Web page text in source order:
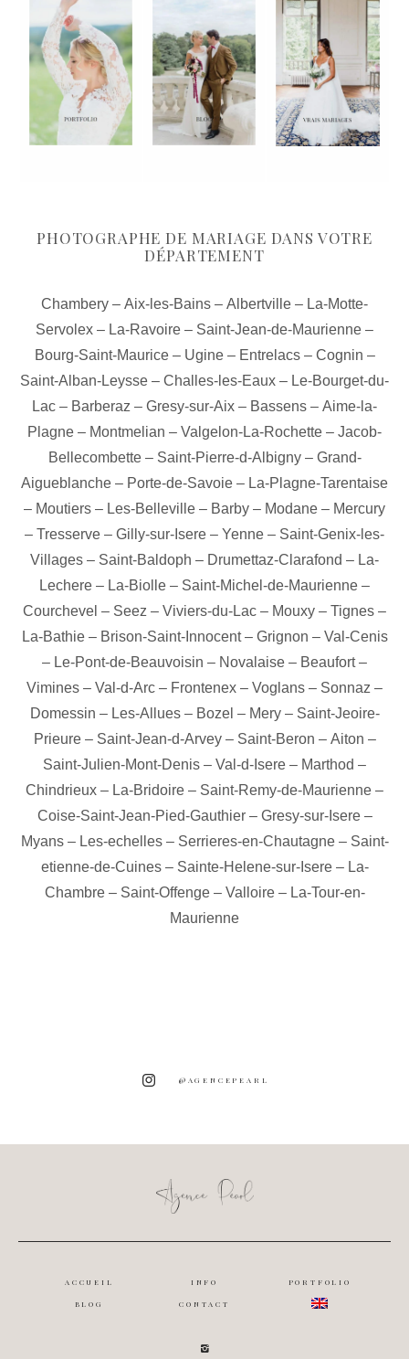
PHOTOGRAPHE DE MARIAGE DANS VOTRE
DÉPARTEMENT
Chambery – Aix-les-Bains – Albertville – La-Motte-
Servolex – La-Ravoire – Saint-Jean-de-Maurienne –
Bourg-Saint-Maurice– Ugine– Entrelacs– Cognin –
Saint-Alban-Leysse – Challes-les-Eaux – Le-Bourget-du-
Lac – Barberaz – Gresy-sur-Aix – Bassens – Aime-la-
Plagne – Montmelian – Valgelon-La-Rochette – Jacob-
Bellecombette– Saint-Pierre-d-Albigny– Grand-
Aigueblanche – Porte-de-Savoie – La-Plagne-Tarentaise
– Moutiers – Les-Belleville – Barby – Modane – Mercury
– Tresserve – Gilly-sur-Isere – Yenne – Saint-Genix-les-
Villages – Saint-Baldoph – Drumettaz-Clarafond – La-
Lechere – La-Biolle – Saint-Michel-de-Maurienne –
Courchevel – Seez – Viviers-du-Lac – Mouxy – Tignes –
La-Bathie– Brison-Saint-Innocent– Grignon – Val-Cenis
– Le-Pont-de-Beauvoisin – Novalaise – Beaufort–
Vimines – Val-d-Arc – Frontenex – Voglans – Sonnaz –
Domessin – Les-Allues– Bozel – Mery– Saint-Jeoire-
Prieure– Saint-Jean-d-Arvey– Saint-Beron – Aiton –
Saint-Julien-Mont-Denis – Val-d-Isere – Marthod –
Chindrieux – La-Bridoire – Saint-Remy-de-Maurienne –
Coise-Saint-Jean-Pied-Gauthier– Gresy-sur-Isere–
Myans– Les-echelles– Serrieres-en-Chautagne– Saint-
etienne-de-Cuines– Sainte-Helene-sur-Isere– La-
Chambre– Saint-Offenge– Valloire– La-Tour-en-
Maurienne
@AGENCEPEARL
ACCUEIL INFO PORTFOLIO
BLOG CONTACT